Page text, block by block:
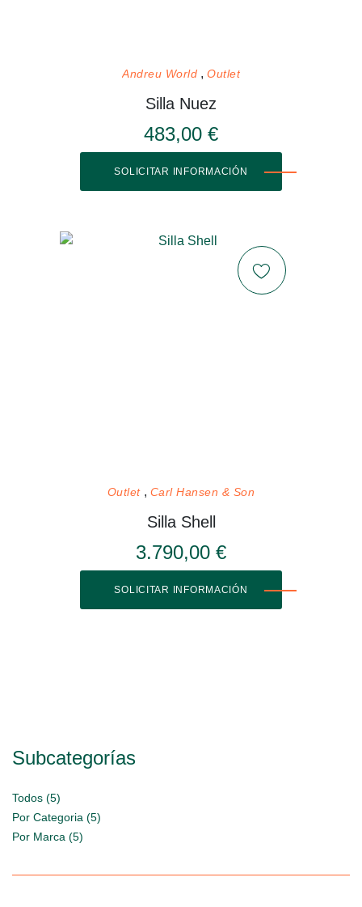
Andreu World Outlet
Silla Nuez
483,00 €
SOLICITAR INFORMACIÓN
Outlet Carl Hansen & Son
Silla Shell
3.790,00 €
SOLICITAR INFORMACIÓN
Subcategorías
Todos (5)
Por Categoria (5)
Por Marca (5)